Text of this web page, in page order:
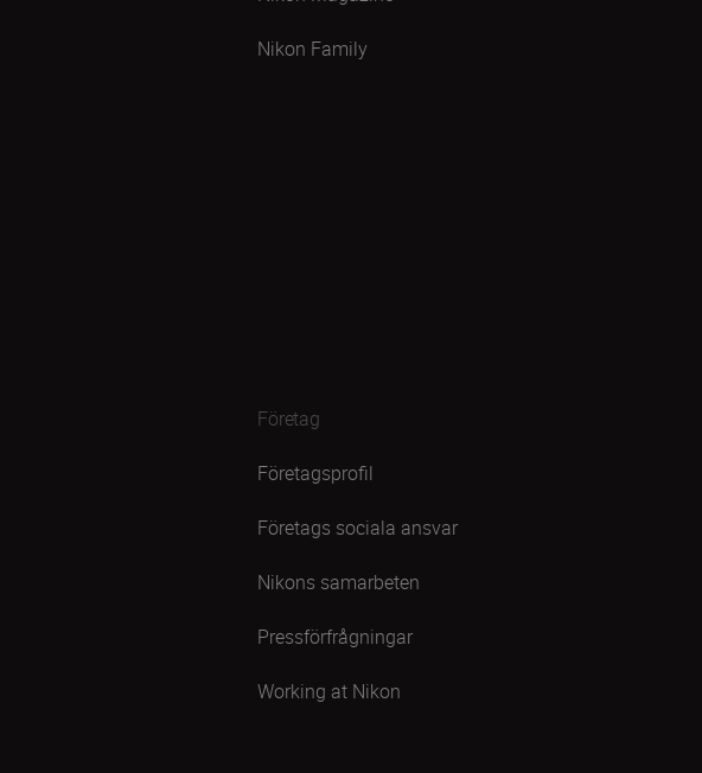
Nikon Family
Företag
Företagsprofil
Företags sociala ansvar
Nikons samarbeten
Pressförfrågningar
Working at Nikon